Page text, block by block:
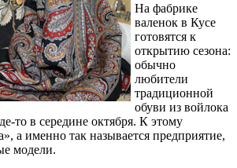
На фабрике
валенок в Кусе
готовятся к
открытию сезона:
обычно
любители
традиционной
обуви из войлока
то в середине октября. К этому
а именно так называется предприятие,
модели.